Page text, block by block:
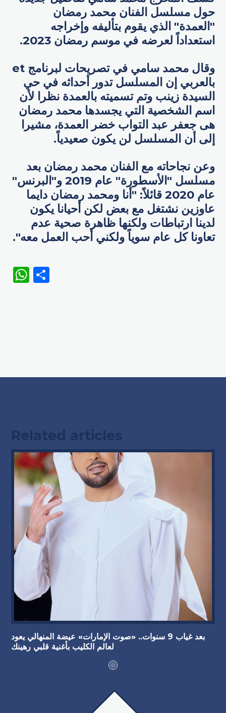
حول مسلسل الفنان محمد رمضان
"العمدة" الذي يقوم بتأليفه وإخراجه
استعداداً لعرضه في موسم رمضان 2023.
وقال محمد سامي في تصريحات لبرنامج et
بالعربي إن المسلسل تدور أحداثه في حي
السيدة زينب وتم تسميته بالعمدة نظرا لأن
اسم الشخصية التي يجسدها محمد رمضان
هى جعفر عبد التواب خضر العمدة، مشيرا
إلى أن المسلسل لن يكون صعيدياً.
وعن نجاحاته مع الفنان محمد رمضان بعد
مسلسل "الأسطورة" عام 2019 و"البرنس"
عام 2020 قائلاً: "أنا ومحمد رمضان دايما
عاوزين نشتغل مع بعض لكن أحيانا يكون
لدينا ارتباطات ولكنها ظاهرة صحية عدم
تعاونا كل عام سوياً ولكني أحب العمل معه".
WhatsApp
Related articles
بعد غياب 9 سنوات.. «صوت الإمارات» عيضة المنهالي يعود
لعالم الكليب بأغنية قلبي رهينك